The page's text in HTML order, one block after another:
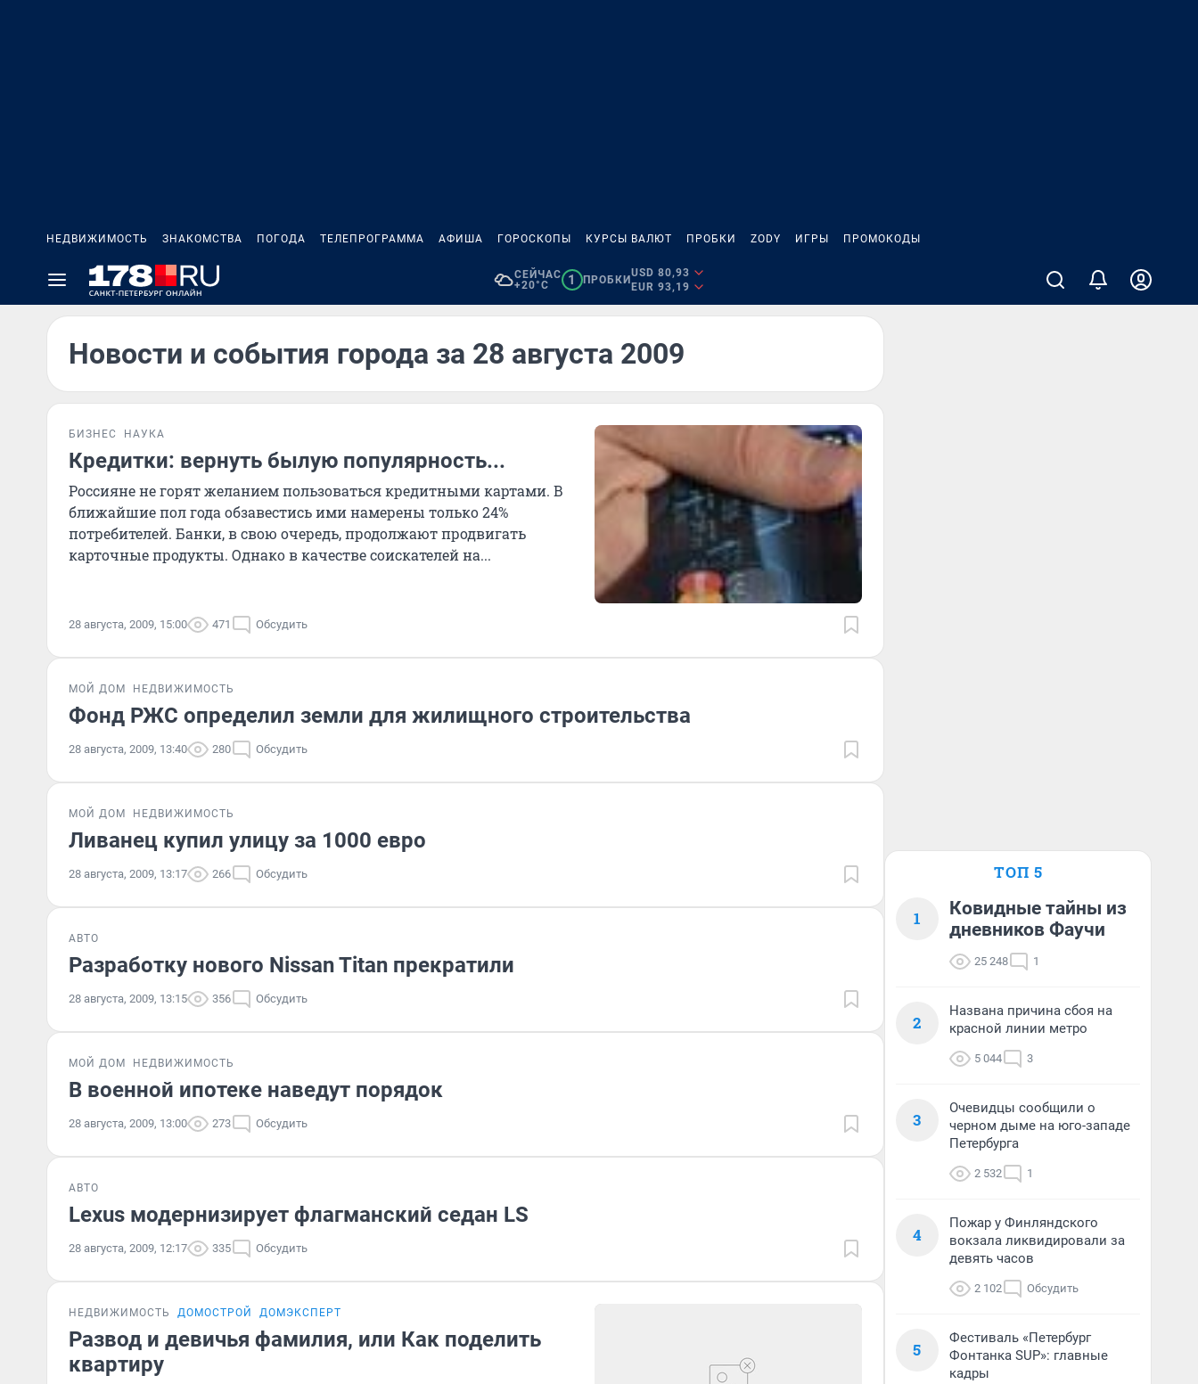
НЕДВИЖИМОСТЬ ЗНАКОМСТВА ПОГОДА ТЕЛЕПРОГРАММА АФИША ГОРОСКОПЫ КУРСЫ ВАЛЮТ ПРОБКИ ZODY ИГРЫ ПРОМОКОДЫ
СЕЙЧАС
+20°C
1 ПРОБКИ
USD 80,93
EUR 93,19
Новости и события города за 28 августа 2009
БИЗНЕС НАУКА
Кредитки: вернуть былую популярность...
Россияне не горят желанием пользоваться кредитными картами. В
ближайшие пол года обзавестись ими намерены только 24%
потребителей. Банки, в свою очередь, продолжают продвигать
карточные продукты. Однако в качестве соискателей на...
28 августа, 2009, 15:00 471 Обсудить
МОЙ ДОМ НЕДВИЖИМОСТЬ
Фонд РЖС определил земли для жилищного строительства
28 августа, 2009, 13:40 280 Обсудить
МОЙ ДОМ НЕДВИЖИМОСТЬ
Ливанец купил улицу за 1000 евро
28 августа, 2009, 13:17 266 Обсудить
АВТО
Разработку нового Nissan Titan прекратили
28 августа, 2009, 13:15 356 Обсудить
МОЙ ДОМ НЕДВИЖИМОСТЬ
В военной ипотеке наведут порядок
28 августа, 2009, 13:00 273 Обсудить
АВТО
Lexus модернизирует флагманский седан LS
28 августа, 2009, 12:17 335 Обсудить
НЕДВИЖИМОСТЬ ДОМОСТРОЙ ДОМЭКСПЕРТ
Развод и девичья фамилия, или Как поделить
квартиру
ТОП 5
1
Ковидные тайны из
дневников Фаучи
25 248 1
2
Названа причина сбоя на
красной линии метро
5 044 3
3
Очевидцы сообщили о
черном дыме на юго-западе
Петербурга
2 532 1
4
Пожар у Финляндского
вокзала ликвидировали за
девять часов
2 102 Обсудить
5
Фестиваль «Петербург
Фонтанка SUP»: главные
кадры